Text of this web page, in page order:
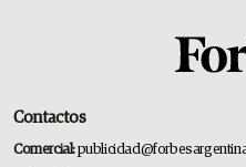
Contactos
Comercial: